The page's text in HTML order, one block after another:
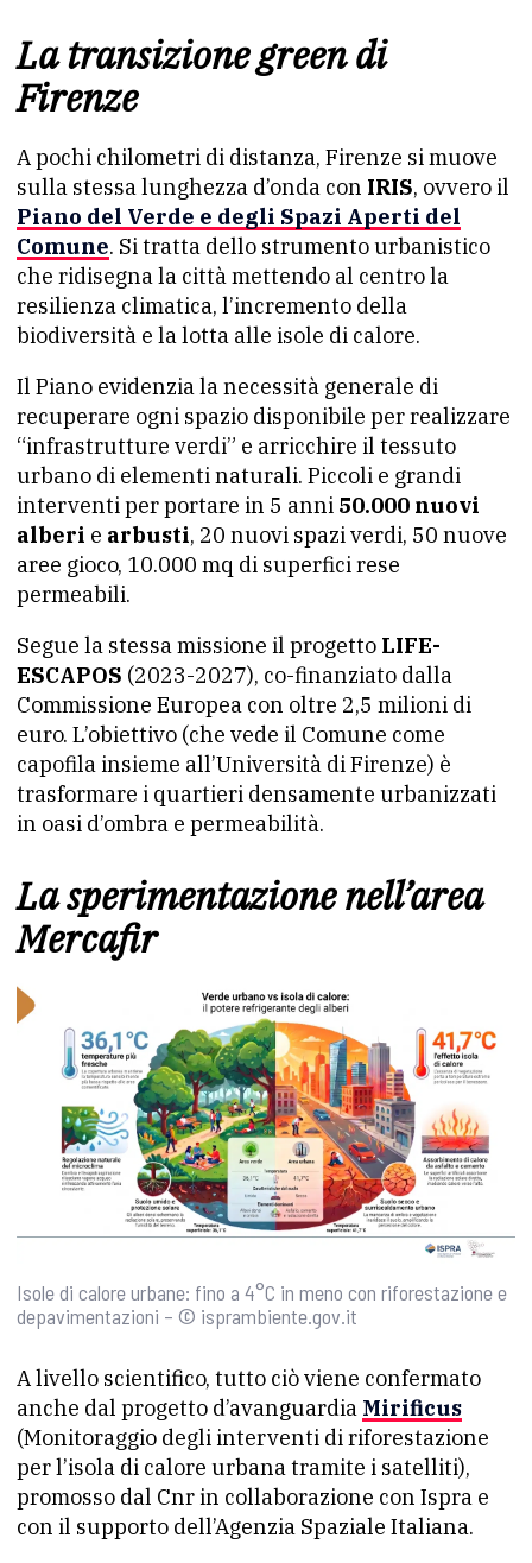
La transizione green di
Firenze
A pochi chilometri di distanza, Firenze si muove
sulla stessa lunghezza d’onda con IRIS, ovvero il
Piano del Verde e degli Spazi Aperti del
Comune. Si tratta dello strumento urbanistico
che ridisegna la città mettendo al centro la
resilienza climatica, l’incremento della
biodiversità e la lotta alle isole di calore.
Il Piano evidenzia la necessità generale di
recuperare ogni spazio disponibile per realizzare
“infrastrutture verdi” e arricchire il tessuto
urbano di elementi naturali. Piccoli e grandi
interventi per portare in 5 anni 50.000 nuovi
alberi e arbusti, 20 nuovi spazi verdi, 50 nuove
aree gioco, 10.000 mq di superfici rese
permeabili.
Segue la stessa missione il progetto LIFE-
ESCAPOS (2023-2027), co-finanziato dalla
Commissione Europea con oltre 2,5 milioni di
euro. L’obiettivo (che vede il Comune come
capofila insieme all’Università di Firenze) è
trasformare i quartieri densamente urbanizzati
in oasi d’ombra e permeabilità.
La sperimentazione nell’area
Mercafir
Isole di calore urbane: fino a 4°C in meno con riforestazione e
depavimentazioni – © isprambiente.gov.it
A livello scientifico, tutto ciò viene confermato
anche dal progetto d’avanguardia Mirificus
(Monitoraggio degli interventi di riforestazione
per l’isola di calore urbana tramite i satelliti),
promosso dal Cnr in collaborazione con Ispra e
con il supporto dell’Agenzia Spaziale Italiana.